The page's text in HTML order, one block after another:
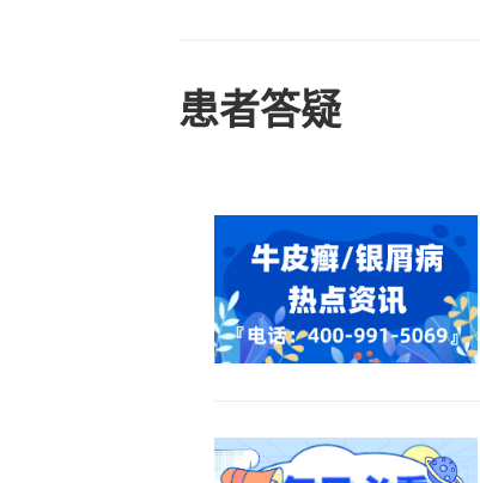
意的事项很多，因此
的。牛皮癣这个疾病
是牛皮癣的治疗并不
一定要慎重的选择一
些偏方治疗牛皮癣。
宁波哪家治疗银屑病
患者答疑